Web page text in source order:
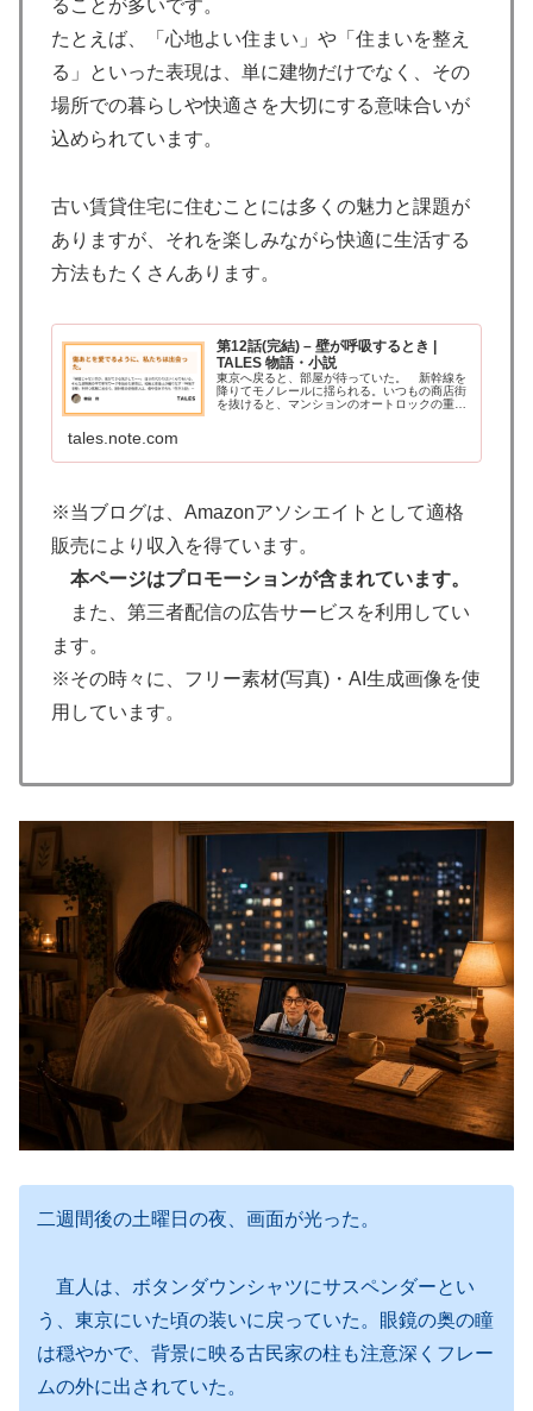
ることが多いです。
たとえば、「心地よい住まい」や「住まいを整え
る」といった表現は、単に建物だけでなく、その
場所での暮らしや快適さを大切にする意味合いが
込められています。
古い賃貸住宅に住むことには多くの魅力と課題が
ありますが、それを楽しみながら快適に生活する
方法もたくさんあります。
第12話(完結) – 壁が呼吸するとき |
TALES 物語・小説
東京へ戻ると、部屋が待っていた。 新幹線を
降りてモノレールに揺られる。いつもの商店街
を抜けると、マンションのオートロックの重い
tales.note.com
※当ブログは、Amazonアソシエイトとして適格
販売により収入を得ています。
本ページはプロモーションが含まれています。
また、第三者配信の広告サービスを利用してい
ます。
※その時々に、フリー素材(写真)・AI生成画像を使
用しています。
二週間後の土曜日の夜、画面が光った。
直人は、ボタンダウンシャツにサスペンダーとい
う、東京にいた頃の装いに戻っていた。眼鏡の奥の瞳
は穏やかで、背景に映る古民家の柱も注意深くフレー
ムの外に出されていた。